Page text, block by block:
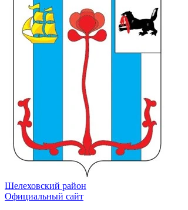
Шелеховский район
Официальный сайт